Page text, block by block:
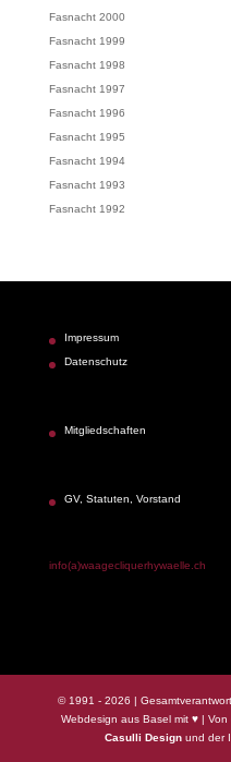
Fasnacht 2000
Fasnacht 1999
Fasnacht 1998
Fasnacht 1997
Fasnacht 1996
Fasnacht 1995
Fasnacht 1994
Fasnacht 1993
Fasnacht 1992
Impressum
Datenschutz
Mitgliedschaften
GV, Statuten, Vorstand
info(a)waagecliquerhywaelle.ch
© 1991 - 2026 |
Webdesign aus Basel mit ♥ | Von
Casulli Designund der